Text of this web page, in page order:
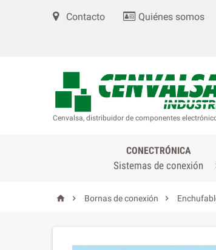
Contacto Quiénes somos
Cenvalsa, distribuidor de componentes
CONECTRÓNICA
Sistemas de conexión
  Bornas de conexión 